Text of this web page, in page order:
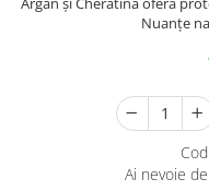
Accesorii ingrijire corp
Creion si tus ochi
Ruj si creion buze
Produse stilizare sprancene
Aplicatoare si pensule machiaj
Nuanţe
Ai nevoie